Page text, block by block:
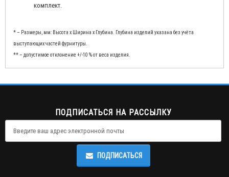
комплект.
* – Размеры, мм: Высота x Ширина x Глубина. Глубина изделий указана без учёта
выступающих частей фурнитуры.
** – допустимое отклонение +/-10 % от веса изделия.
ПОДПИСАТЬСЯ НА РАССЫЛКУ
ПОДПИСАТЬСЯ